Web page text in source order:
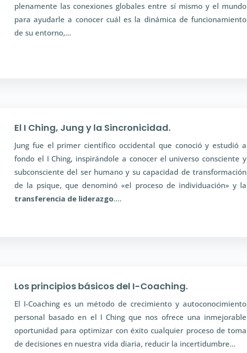
plenamente las conexiones globales entre sí mismo y el mundo
para ayudarle a conocer cuál es la dinámica de funcionamiento
de su entorno,…
El I Ching, Jung y la Sincronicidad.
Jung fue el primer científico occidental que conoció y estudió a
fondo el I Ching, inspirándole a conocer el universo consciente y
subconsciente del ser humano y su capacidad de transformación
de la psique, que denominó «el proceso de individuación» y la
transferencia de liderazgo….
Los principios básicos del I-Coaching.
El I-Coaching es un método de crecimiento y autoconocimiento
personal basado en el I Ching que nos ofrece una inmejorable
oportunidad para optimizar con éxito cualquier proceso de toma
de decisiones en nuestra vida diaria, reducir la incertidumbre…